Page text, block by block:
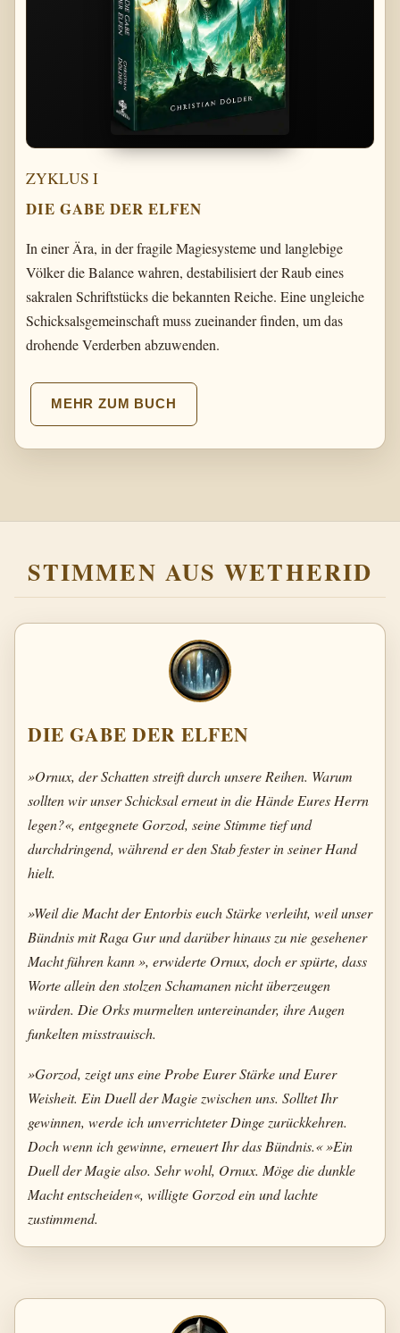
ZYKLUS I
DIE GABE DER ELFEN
In einer Ära, in der fragile Magiesysteme und langlebige
Völker die Balance wahren, destabilisiert der Raub eines
sakralen Schriftstücks die bekannten Reiche. Eine ungleiche
Schicksalsgemeinschaft muss zueinander finden, um das
drohende Verderben abzuwenden.
MEHR ZUM BUCH
STIMMEN AUS WETHERID
DIE GABE DER ELFEN
»Ornux, der Schatten streift durch unsere Reihen. Warum
sollten wir unser Schicksal erneut in die Hände Eures Herrn
legen?«, entgegnete Gorzod, seine Stimme tief und
durchdringend, während er den Stab fester in seiner Hand
hielt.
»Weil die Macht der Entorbis euch Stärke verleiht, weil unser
Bündnis mit Raga Gur und darüber hinaus zu nie gesehener
Macht führen kann », erwiderte Ornux, doch er spürte, dass
Worte allein den stolzen Schamanen nicht überzeugen
würden. Die Orks murmelten untereinander, ihre Augen
funkelten misstrauisch.
»Gorzod, zeigt uns eine Probe Eurer Stärke und Eurer
Weisheit. Ein Duell der Magie zwischen uns. Solltet Ihr
gewinnen, werde ich unverrichteter Dinge zurückkehren.
Doch wenn ich gewinne, erneuert Ihr das Bündnis.« »Ein
Duell der Magie also. Sehr wohl, Ornux. Möge die dunkle
Macht entscheiden«, willigte Gorzod ein und lachte
zustimmend.